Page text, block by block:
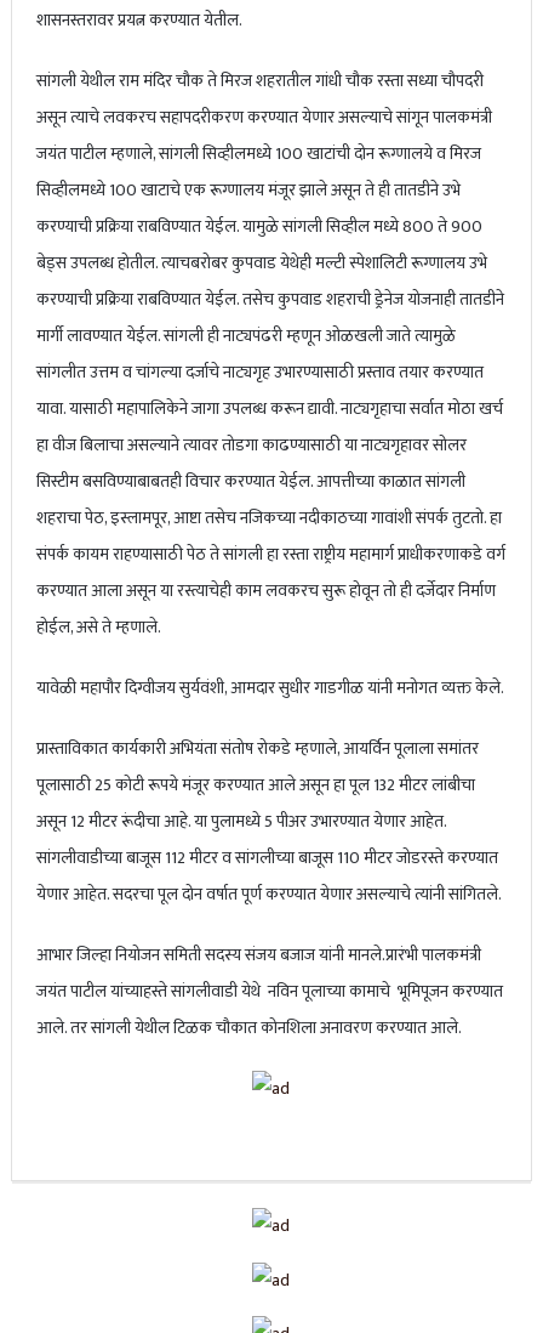
शासनस्तरावर प्रयत्न करण्यात येतील.
सांगली येथील राम मंदिर चौक ते मिरज शहरातील गांधी चौक रस्ता सध्या चौपदरी
असून त्याचे लवकरच सहापदरीकरण करण्यात येणार असल्याचे सांगून पालकमंत्री
जयंत पाटील म्हणाले, सांगली सिव्हीलमध्ये 100 खाटांची दोन रूग्णालये व मिरज
सिव्हीलमध्ये 100 खाटाचे एक रूग्णालय मंजूर झाले असून ते ही तातडीने उभे
करण्याची प्रक्रिया राबविण्यात येईल. यामुळे सांगली सिव्हील मध्ये 800 ते 900
बेड्स उपलब्ध होतील. त्याचबरोबर कुपवाड येथेही मल्टी स्पेशालिटी रूग्णालय उभे
करण्याची प्रक्रिया राबविण्यात येईल. तसेच कुपवाड शहराची ड्रेनेज योजनाही तातडीने
मार्गी लावण्यात येईल. सांगली ही नाट्यपंढरी म्हणून ओळखली जाते त्यामुळे
सांगलीत उत्तम व चांगल्या दर्जाचे नाट्यगृह उभारण्यासाठी प्रस्ताव तयार करण्यात
यावा. यासाठी महापालिकेने जागा उपलब्ध करून द्यावी. नाट्यगृहाचा सर्वात मोठा खर्च
हा वीज बिलाचा असल्याने त्यावर तोडगा काढण्यासाठी या नाट्यगृहावर सोलर
सिस्टीम बसविण्याबाबतही विचार करण्यात येईल. आपत्तीच्या काळात सांगली
शहराचा पेठ, इस्लामपूर, आष्टा तसेच नजिकच्या नदीकाठच्या गावांशी संपर्क तुटतो. हा
संपर्क कायम राहण्यासाठी पेठ ते सांगली हा रस्ता राष्ट्रीय महामार्ग प्राधीकरणाकडे वर्ग
करण्यात आला असून या रस्त्याचेही काम लवकरच सुरू होवून तो ही दर्जेदार निर्माण
होईल, असे ते म्हणाले.
यावेळी महापौर दिग्वीजय सुर्यवंशी, आमदार सुधीर गाडगीळ यांनी मनोगत व्यक्त केले.
प्रास्ताविकात कार्यकारी अभियंता संतोष रोकडे म्हणाले, आयर्विन पूलाला समांतर
पूलासाठी 25 कोटी रूपये मंजूर करण्यात आले असून हा पूल 132 मीटर लांबीचा
असून 12 मीटर रूंदीचा आहे. या पुलामध्ये 5 पीअर उभारण्यात येणार आहेत.
सांगलीवाडीच्या बाजूस 112 मीटर व सांगलीच्या बाजूस 110 मीटर जोडरस्ते करण्यात
येणार आहेत. सदरचा पूल दोन वर्षात पूर्ण करण्यात येणार असल्याचे त्यांनी सांगितले.
आभार जिल्हा नियोजन समिती सदस्य संजय बजाज यांनी मानले.प्रारंभी पालकमंत्री
जयंत पाटील यांच्याहस्ते सांगलीवाडी येथेनविन पूलाच्या कामाचे भूमिपूजन करण्यात
आले. तर सांगली येथील टिळक चौकात कोनशिला अनावरण करण्यात आले.